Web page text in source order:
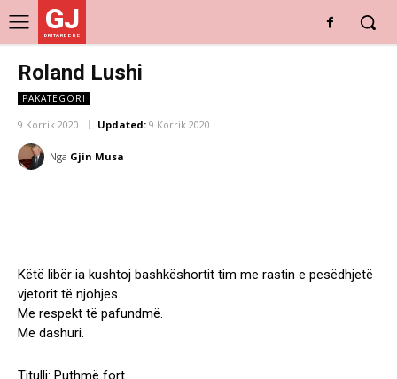
GJ
DRITARE E RE
Roland Lushi
PAKATEGORI
9 Korrik 2020 Updated: 9 Korrik 2020
Nga Gjin Musa
Këtë libër ia kushtoj bashkëshortit tim me rastin e pesëdhjetë
vjetorit të njohjes.
Me respekt të pafundmë.
Me dashuri.
Titulli: Puthmë fort